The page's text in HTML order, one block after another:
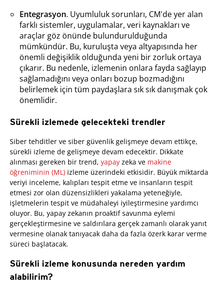
Entegrasyon. Uyumluluk sorunları, CM'de yer alan
farklı sistemler, uygulamalar, veri kaynakları ve
araçlar göz önünde bulundurulduğunda
mümkündür. Bu, kuruluşta veya altyapısında her
önemli değişiklik olduğunda yeni bir zorluk ortaya
çıkarır. Bu nedenle, izlemenin onlara fayda sağlayıp
sağlamadığını veya onları bozup bozmadığını
belirlemek için tüm paydaşlara sık sık danışmak çok
önemlidir.
Sürekli izlemede gelecekteki trendler
Siber tehditler ve siber güvenlik gelişmeye devam ettikçe,
sürekli izleme de gelişmeye devam edecektir. Dikkate
alınması gereken bir trend, yapay zeka ve makine
öğreniminin (ML) izleme üzerindeki etkisidir. Büyük miktarda
veriyi inceleme, kalıpları tespit etme ve insanların tespit
etmesi zor olan düzensizlikleri yakalama yeteneğiyle,
işletmelerin tespit ve müdahaleyi iyileştirmesine yardımcı
oluyor. Bu, yapay zekanın proaktif savunma eylemi
gerçekleştirmesine ve saldırılara gerçek zamanlı olarak yanıt
vermesine olanak tanıyacak daha da fazla özerk karar verme
süreci başlatacak.
Sürekli izleme konusunda nereden yardım
alabilirim?